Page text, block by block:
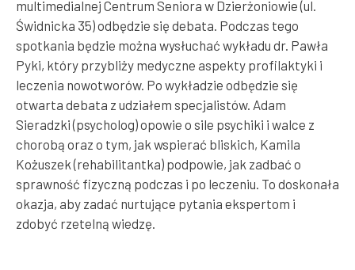
multimedialnej Centrum Seniora w Dzierżoniowie (ul.
Świdnicka 35) odbędzie się debata. Podczas tego
spotkania będzie można wysłuchać wykładu dr. Pawła
Pyki, który przybliży medyczne aspekty profilaktyki i
leczenia nowotworów. Po wykładzie odbędzie się
otwarta debata z udziałem specjalistów. Adam
Sieradzki (psycholog) opowie o sile psychiki i walce z
chorobą oraz o tym, jak wspierać bliskich, Kamila
Kożuszek (rehabilitantka) podpowie, jak zadbać o
sprawność fizyczną podczas i po leczeniu. To doskonała
okazja, aby zadać nurtujące pytania ekspertom i
zdobyć rzetelną wiedzę.